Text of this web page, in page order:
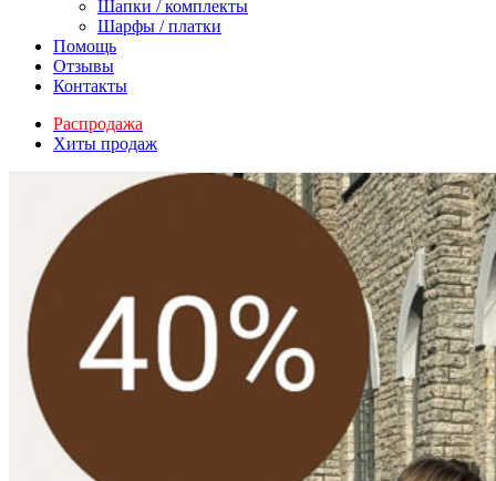
Шапки / комплекты
Шарфы / платки
Помощь
Отзывы
Контакты
Распродажа
Хиты продаж